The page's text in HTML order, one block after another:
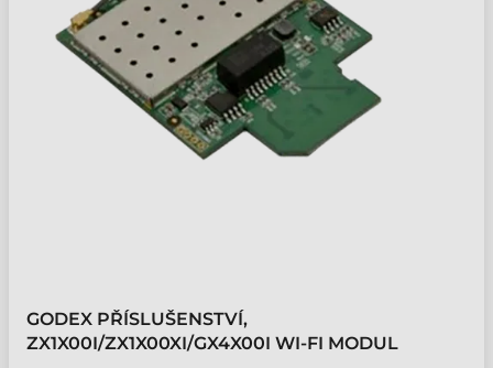
GODEX PŘÍSLUŠENSTVÍ,
ZX1X00I/ZX1X00XI/GX4X00I WI-FI MODUL